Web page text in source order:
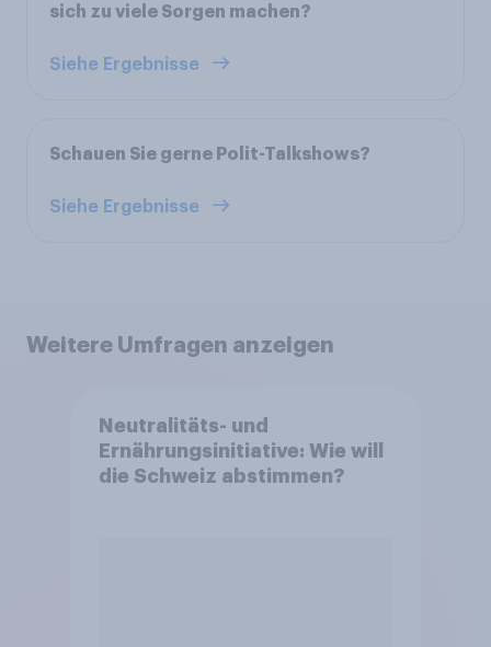
sich zu viele Sorgen machen?
Siehe Ergebnisse
Schauen Sie gerne Polit-Talkshows?
Siehe Ergebnisse
Weitere Umfragen anzeigen
Neutralitäts- und
Ernährungsinitiative: Wie will
die Schweiz abstimmen?